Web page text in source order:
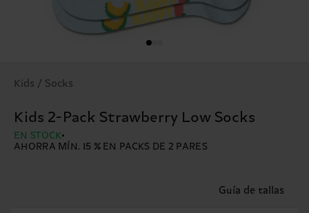
Kids / Socks
Kids 2-Pack Strawberry Low Socks
EN STOCK
AHORRA MÍN. 15 % EN PACKS DE 2 PARES
Guía de tallas